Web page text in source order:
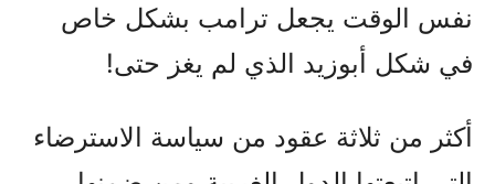
نفس الوقت يجعل ترامب بشكل خاص
في شكل أبوزيد الذي لم يغز حتى!
أكثر من ثلاثة عقود من سياسة الاسترضاء